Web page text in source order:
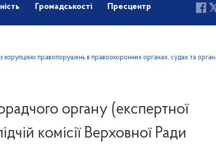
Громадськості Пресцентр
корупцією правопорушень в правоохоронних органах, судах та
органу (експертної
комісії Верховної Ради